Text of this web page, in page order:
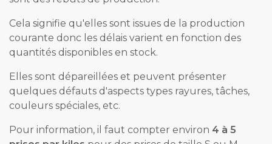
Cela signifie qu'elles sont issues de la production
courante donc les délais varient en fonction des
quantités disponibles en stock.
Elles sont dépareillées et peuvent présenter
quelques défauts d'aspects types rayures, tâches,
couleurs spéciales, etc.
Pour information, il faut compter environ 4 à 5